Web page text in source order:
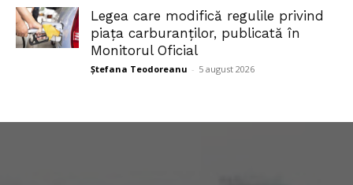
Legea care modifică regulile privind
piața carburanților, publicată în
Monitorul Oficial
Ștefana Teodoreanu - 5 august 2026